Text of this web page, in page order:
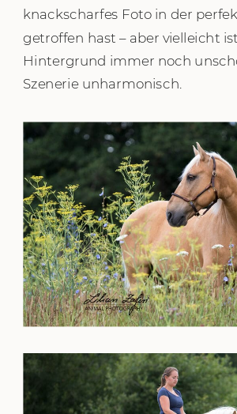
knackscharfes Foto in der
getroffen hast – aber vielleicht
Hintergrund immer noch
Szenerie unharmonisch.